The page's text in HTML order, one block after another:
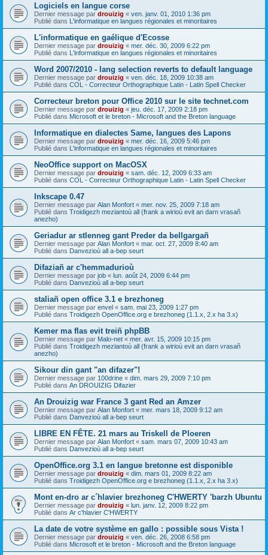
Logiciels en langue corse
Dernier message par drouizig « ven. janv. 01, 2010 1:36 pm
Publié dans L'informatique en langues régionales et minoritaires
L'informatique en gaélique d'Ecosse
Dernier message par drouizig « mer. déc. 30, 2009 6:22 pm
Publié dans L'informatique en langues régionales et minoritaires
Word 2007/2010 - lang selection reverts to default language
Dernier message par drouizig « ven. déc. 18, 2009 10:38 am
Publié dans COL - Correcteur Orthographique Latin - Latin Spell Checker
Correcteur breton pour Office 2010 sur le site technet.com
Dernier message par drouizig « jeu. déc. 17, 2009 2:18 pm
Publié dans Microsoft et le breton - Microsoft and the Breton language
Informatique en dialectes Same, langues des Lapons
Dernier message par drouizig « mer. déc. 16, 2009 5:46 pm
Publié dans L'informatique en langues régionales et minoritaires
NeoOffice support on MacOSX
Dernier message par drouizig « sam. déc. 12, 2009 6:33 am
Publié dans COL - Correcteur Orthographique Latin - Latin Spell Checker
Inkscape 0.47
Dernier message par Alan Monfort « mer. nov. 25, 2009 7:18 am
Publié dans Troidigezh meziantoù all (frank a wirioù evit an darn vrasañ
anezho)
Geriadur ar stlenneg gant Preder da bellgargañ
Dernier message par Alan Monfort « mar. oct. 27, 2009 8:40 am
Publié dans Danvezioù all a-bep seurt
Difaziañ ar c'hemmadurioù
Dernier message par job « lun. août 24, 2009 6:44 pm
Publié dans Danvezioù all a-bep seurt
staliañ open office 3.1 e brezhoneg
Dernier message par envel « sam. mai 23, 2009 1:27 pm
Publié dans Troidigezh OpenOffice.org e brezhoneg (1.1.x, 2.x ha 3.x)
Kemer ma flas evit treiñ phpBB
Dernier message par Malo-net « mer. avr. 15, 2009 10:15 pm
Publié dans Troidigezh meziantoù all (frank a wirioù evit an darn vrasañ
anezho)
Sikour din gant "an difazer"!
Dernier message par 100drine « dim. mars 29, 2009 7:10 pm
Publié dans An DROUIZIG Difazier
An Drouizig war France 3 gant Red an Amzer
Dernier message par Alan Monfort « mer. mars 18, 2009 9:12 am
Publié dans Danvezioù all a-bep seurt
LIBRE EN FÊTE. 21 mars au Triskell de Ploeren
Dernier message par Alan Monfort « sam. mars 07, 2009 10:43 am
Publié dans Danvezioù all a-bep seurt
OpenOffice.org 3.1 en langue bretonne est disponible
Dernier message par drouizig « dim. mars 01, 2009 8:22 am
Publié dans Troidigezh OpenOffice.org e brezhoneg (1.1.x, 2.x ha 3.x)
Mont en-dro ar c´hlavier brezhoneg C'HWERTY 'barzh Ubuntu
Dernier message par drouizig « lun. janv. 12, 2009 8:22 pm
Publié dans Ar c'hlavier C'HWERTY
La date de votre système en gallo : possible sous Vista !
Dernier message par drouizig « ven. déc. 26, 2008 6:58 pm
Publié dans Microsoft et le breton - Microsoft and the Breton language